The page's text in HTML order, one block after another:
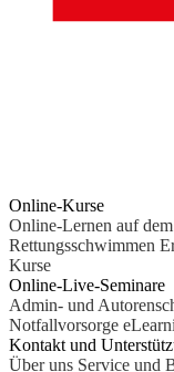
Online-Kurse
Online-Lernen auf
Rettungsschwimmen
Kurse
Online-Live-Seminare
Admin- und
Notfallvorsorge
Kontakt und
Über uns Service und